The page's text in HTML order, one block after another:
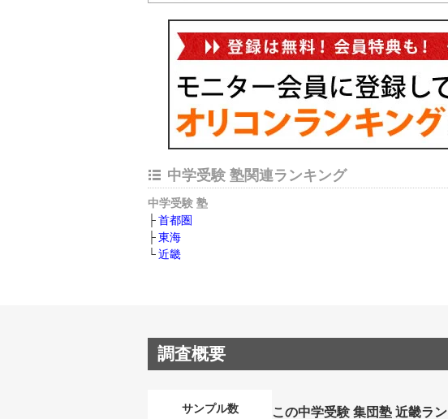
中学受験 塾関連ランキング
中学受験 塾
首都圏
東海
近畿
調査概要
サンプル数
この中学受験 集団塾 近畿ラ